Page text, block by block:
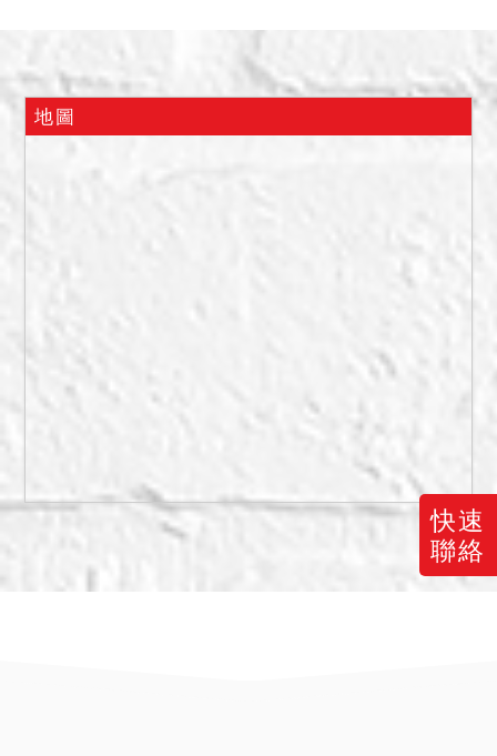
快速
聯絡
非在本件拍賣標的之範圍，
拍定後應返還予動產所有權
將動產暫付拍定人保管，以
創、嚴重漏水、火災受損、
足已影響交易之特殊情事等
項，尚未發現有上開影響交
易價格之情形，惟難保證絕
無上情，此部分應請投標人
斟酌並自行查明注意，於
「應買前」或「投標前」應
自行再向鄰里機關查訪探
詢，於綜合考量相關風險後
再行投標或應買。拍定後均
地圖